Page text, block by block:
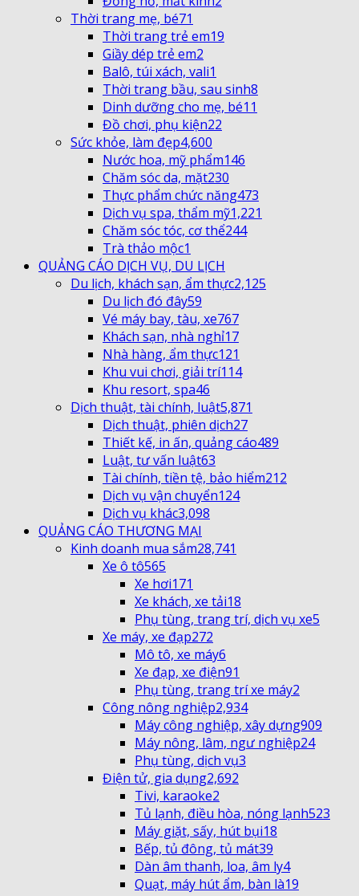
Thời trang mẹ, bé71
Thời trang trẻ em19
Giầy dép trẻ em2
Balô, túi xách, vali1
Thời trang bầu, sau sinh8
Dinh dưỡng cho mẹ, bé11
Đồ chơi, phụ kiện22
Sức khỏe, làm đẹp4,600
Nước hoa, mỹ phẩm146
Chăm sóc da, mặt230
Thực phẩm chức năng473
Dịch vụ spa, thẩm mỹ1,221
Chăm sóc tóc, cơ thể244
Trà thảo mộc1
QUẢNG CÁO DỊCH VỤ, DU LỊCH
Du lịch, khách sạn, ẩm thực2,125
Du lịch đó đây59
Vé máy bay, tàu, xe767
Khách sạn, nhà nghỉ17
Nhà hàng, ẩm thực121
Khu vui chơi, giải trí114
Khu resort, spa46
Dịch thuật, tài chính, luật5,871
Dịch thuật, phiên dịch27
Thiết kế, in ấn, quảng cáo489
Luật, tư vấn luật63
Tài chính, tiền tệ, bảo hiểm212
Dịch vụ vận chuyển124
Dịch vụ khác3,098
QUẢNG CÁO THƯƠNG MẠI
Kinh doanh mua sắm28,741
Xe ô tô565
Xe hơi171
Xe khách, xe tải18
Phụ tùng, trang trí, dịch vụ xe5
Xe máy, xe đạp272
Mô tô, xe máy6
Xe đạp, xe điện91
Phụ tùng, trang trí xe máy2
Công nông nghiệp2,934
Máy công nghiệp, xây dựng909
Máy nông, lâm, ngư nghiệp24
Phụ tùng, dịch vụ3
Điện tử, gia dụng2,692
Tivi, karaoke2
Tủ lạnh, điều hòa, nóng lạnh523
Máy giặt, sấy, hút bụi18
Bếp, tủ đông, tủ mát39
Dàn âm thanh, loa, âm ly4
Quạt, máy hút ẩm, bàn là19